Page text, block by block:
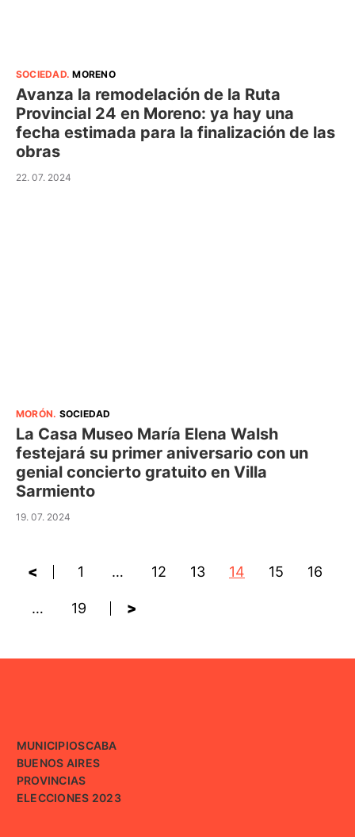
SOCIEDAD.MORENO
Avanza la remodelación de la Ruta
Provincial 24 en Moreno: ya hay una
fecha estimada para la finalización de las
obras
22. 07. 2024
MORÓN. SOCIEDAD
La Casa Museo María Elena Walsh
festejará su primer aniversario con un
genial concierto gratuito en Villa
Sarmiento
19. 07. 2024
< 1 … 12 13 14 15 16
… 19 >
MUNICIPIOSCABA
BUENOS AIRES
PROVINCIAS
ELECCIONES 2023